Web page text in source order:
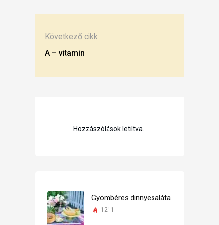
Következő cikk
A – vitamin
Hozzászólások letiltva.
Gyömbéres dinnyesaláta
1211